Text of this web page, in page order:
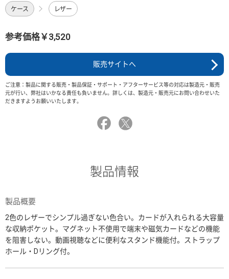
ケース レザー
参考価格￥3,520
販売サイトへ
ご注意：製品に関する販売・製品保証・サポート・アフターサービス等の対応は製造元・販売
元が行い、弊社はいかなる責任も負いません。詳しくは、製造元・販売元にお問い合わせいた
だきますようお願いいたします。
製品情報
製品概要
2色のレザーでシンプル過ぎない色合い。カードが入れられる大容量
な収納ポケット。マグネット不使用で端末や磁気カードなどの機能
を阻害しない。動画視聴などに便利なスタンド機能付。ストラップ
ホール・Dリング付。